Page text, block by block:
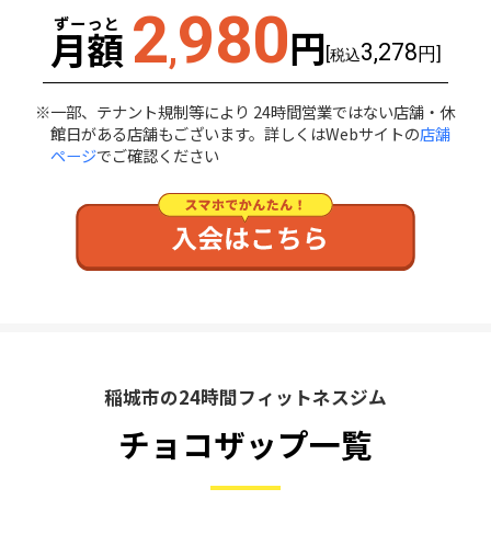
ずーっと
月額 2,980円[税込3,278円]
一部、テナント規制等により 24時間営業ではない店舗・休
館日がある店舗もございます。詳しくはWebサイトの店舗
ページでご確認ください
稲城市の24時間フィットネスジム
チョコザップ一覧